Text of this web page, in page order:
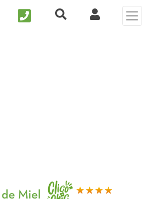
Nous contacterRecherche rapide
Mi
Miel